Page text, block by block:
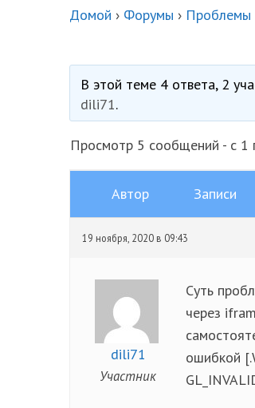
Домой › Форумы › Проблемы
В этой теме 4 ответа, 2
dili71.
Просмотр 5 сообщений - с 1
Автор Записи
19 ноября, 2020 в 09:43
dili71
Участник
Суть
через
ошибкой